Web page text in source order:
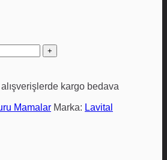
kargo bedava
Mamalar Marka: Lavital